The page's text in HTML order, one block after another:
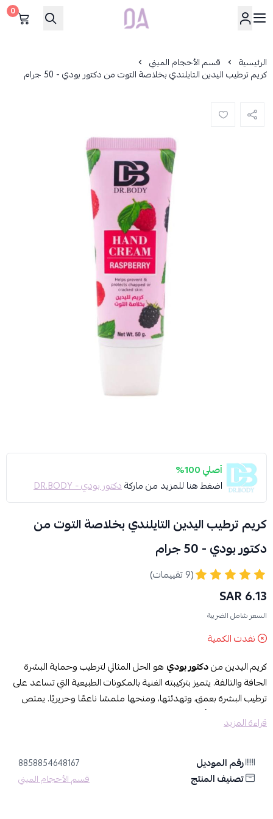
Dar Alamirat
0
الرئيسية قسم الأحجام الميني
كريم ترطيب اليدين التايلندي بخلاصة التوت من دكتور بودي - 50 جرام
أصلي 100%
اضغط هنا للمزيد من ماركةدكتور بودي - DR.BODY
كريم ترطيب اليدين التايلندي بخلاصة التوت من
دكتور بودي - 50 جرام
(9 تقييمات)
6.13 SAR
السعر شامل الضريبة
نفدت الكمية
كريم اليدين مندكتور بودي هو الحل المثالي لترطيب وحماية البشرة
الجافة والتالفة. يتميز بتركيبته الغنية بالمكونات الطبيعية التي تساعد على
ترطيب البشرة بعمق، وتهدئتها، ومنحها ملمسًا ناعمًا وحريريًا. يمتص
بسرعة دون ترك أي بقايا دهنية، مما يجعله مثاليًا للاستخدام اليومي.
✔️ يرطب البشرة بعمق ويحافظ على نعومتها
✔️ غني بالمكونات المغذية مثل الزيوت الطبيعية والفيتامينات
قراءة المزيد
رقم الموديل 8858854648167
تصنيف المنتج قسم الأحجام الميني